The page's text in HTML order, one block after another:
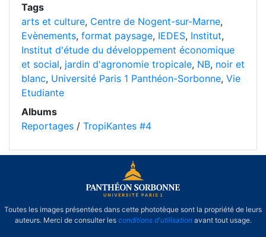
Tags
arts et culture, Centre de Nogent-sur-Marne,
Evènements, format paysage, IEDES, Institut,
Institut d'étude du développement économique
et social, jardin d'agronomie tropicale, NB, noir et
blanc, Université Paris 1 Panthéon-Sorbonne, Vie
Etudiante
Albums
Reportages / TropiKantes #4
Toutes les images présentées dans cette phototèque sont la propriété de leurs
auteurs. Merci de consulter les conditions d'utilisationavant tout usage.